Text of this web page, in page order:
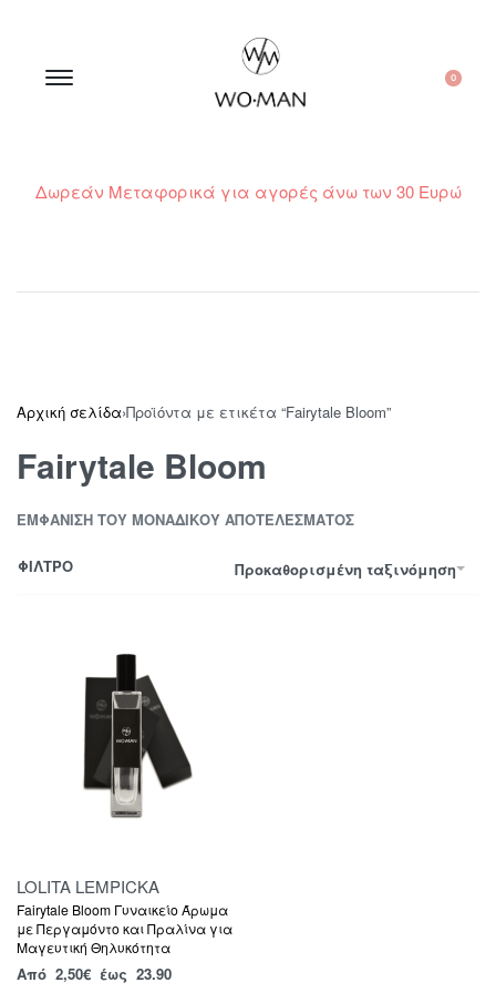
0
Δωρεάν Μεταφορικά για αγορές άνω των 30 Ευρώ
Αρχική σελίδα›Προϊόντα με ετικέτα “Fairytale Bloom”
Fairytale Bloom
ΕΜΦΆΝΙΣΗ ΤΟΥ ΜΟΝΑΔΙΚΟΎ ΑΠΟΤΕΛΈΣΜΑΤΟΣ
Προκαθορισμένη ταξινόμηση
ΦΙΛΤΡΟ
LOLITA LEMPICKA
Fairytale Bloom Γυναικείο Άρωμα
με Περγαμόντο και Πραλίνα για
Μαγευτική Θηλυκότητα
Από 2,50€ έως 23.90